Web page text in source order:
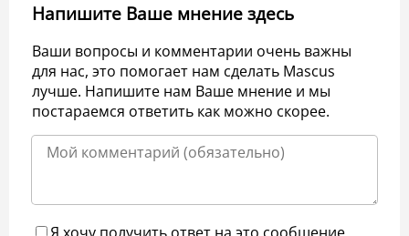
Напишите Ваше мнение здесь
Ваши вопросы и комментарии очень важны
для нас, это помогает нам сделать Mascus
лучше. Напишите нам Ваше мнение и мы
постараемся ответить как можно скорее.